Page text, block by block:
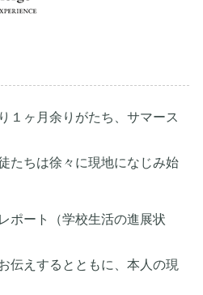
１ヶ月余りがたち、サマース
たちは徐々に現地になじみ始
ポート（学校生活の進展状
伝えするとともに、本人の現